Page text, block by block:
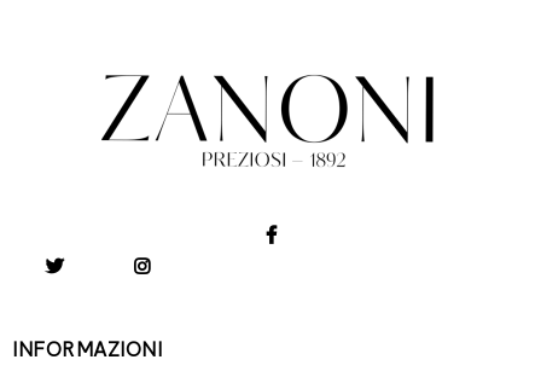
INFORMAZIONI